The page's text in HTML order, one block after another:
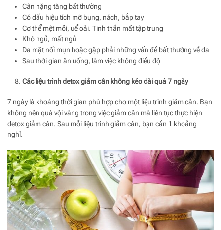
Cân nặng tăng bất thường
Có dấu hiệu tích mỡ bụng, nách, bắp tay
Cơ thể mệt mỏi, uể oải. Tinh thần mất tập trung
Khó ngủ, mất ngủ
Da mặt nổi mụn hoặc gặp phải những vấn đề bất thường về da
Sau thời gian ăn uống, làm việc không điều độ
Các liệu trình detox giảm cân không kéo dài quá 7 ngày
7 ngày là khoảng thời gian phù hợp cho một liệu trình giảm cân. Bạn
không nên quá vội vàng trong việc giảm cân mà liên tục thực hiện
detox giảm cân. Sau mỗi liệu trình giảm cân, bạn cần 1 khoảng
nghỉ.